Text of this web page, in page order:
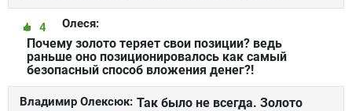
Олеся:
4
Почему золото теряет свои позиции? ведь
раньше оно позиционировалось как самый
безопасный способ вложения денег?!
Владимир Олексюк: Так было не всегда. Золото